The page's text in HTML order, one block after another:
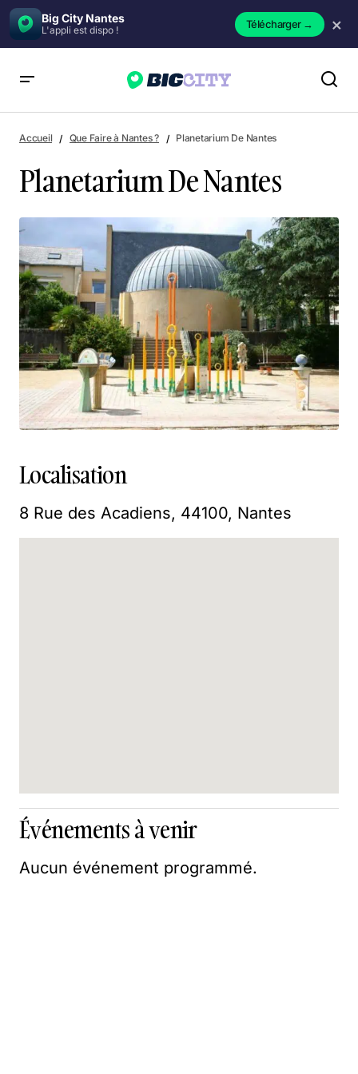
Big City Nantes
L'appli est dispo ! Télécharger→ ×
Accueil Que Faire à Nantes ? Planetarium De Nantes
Planetarium De Nantes
Localisation
8 Rue des Acadiens, 44100, Nantes
Événements à venir
Aucun événement programmé.